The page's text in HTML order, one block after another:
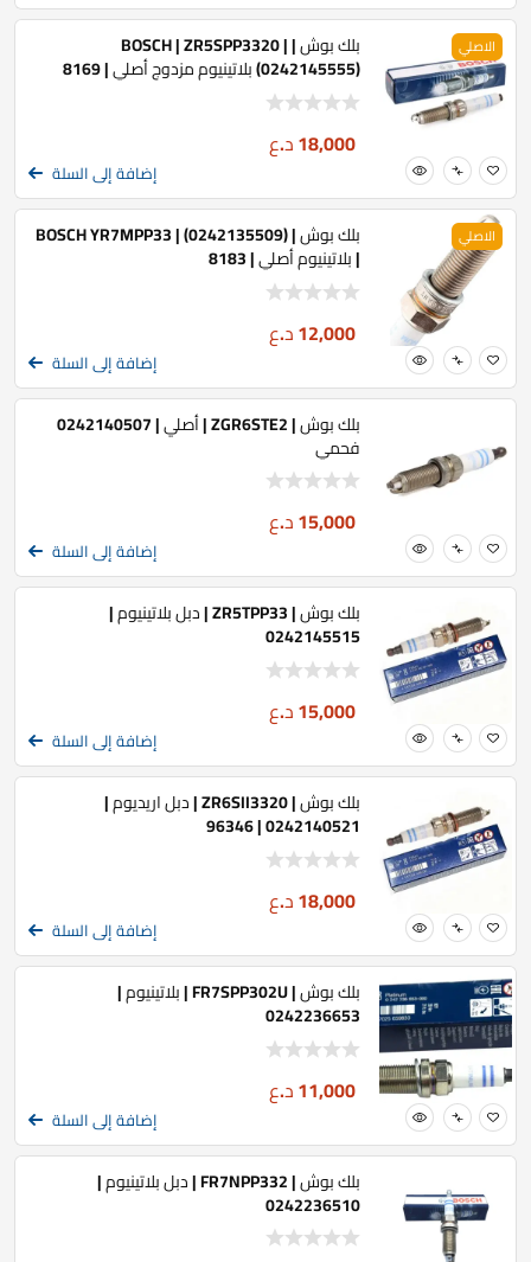
الاصلي بلك بوش | BOSCH | ZR5SPP3320 |
(0242145555) بلاتينيوم مزدوج أصلي | 8169
18,000د.ع
إضافة إلى السلة
الاصلي بلك بوش | BOSCH YR7MPP33 | (0242135509)
| بلاتينيوم أصلي | 8183
12,000د.ع
إضافة إلى السلة
بلك بوش | ZGR6STE2 | أصلي | 0242140507
فحمي
15,000د.ع
إضافة إلى السلة
بلك بوش | ZR5TPP33 | دبل بلاتينيوم |
0242145515
15,000د.ع
إضافة إلى السلة
بلك بوش | ZR6SII3320 | دبل اريديوم |
0242140521 | 96346
18,000د.ع
إضافة إلى السلة
بلك بوش | FR7SPP302U | بلاتينيوم |
0242236653
11,000د.ع
إضافة إلى السلة
بلك بوش | FR7NPP332 | دبل بلاتينيوم |
0242236510